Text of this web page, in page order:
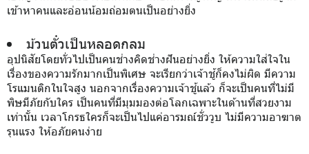
เข้าหาคนและอ่อนน้อมถ่อมตนเป็นอย่างยิ่ง
ม้วนตั๋วเป็นหลอดกลม
อุปนิสัยโดยทั่วไปเป็นคนช่างคิดช่างฝันอย่างยิ่ง ให้ความใส่ใจใน
เรื่องของความรักมากเป็นพิเศษ จะเรียกว่าเจ้าชู้ก็คงไม่ผิด มีความ
โรแมนติกในใจสูง นอกจากเรื่องความเจ้าชู้แล้ว ก็จะเป็นคนที่ไม่มี
พิษมีภัยกับใคร เป็นคนที่มีมุมมองต่อโลกเฉพาะในด้านที่สวยงาม
เท่านั้น เวลาโกรธใครก็จะเป็นไปแค่อารมณ์ชั่ววูบ ไม่มีความอาฆาต
รุนแรง ให้อภัยคนง่าย